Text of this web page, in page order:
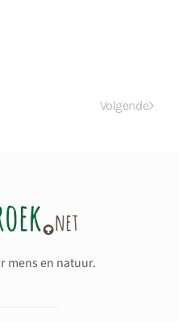
Volgende
mens en natuur.